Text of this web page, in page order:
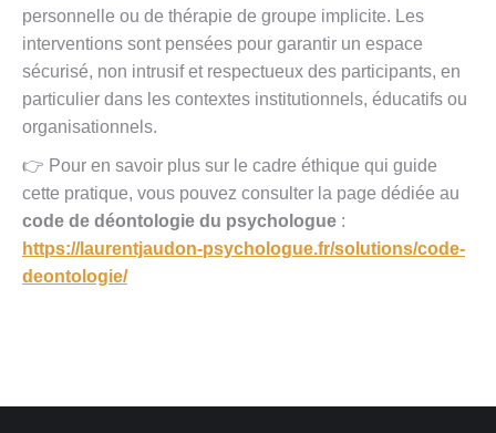
personnelle ou de thérapie de groupe implicite. Les
interventions sont pensées pour garantir un espace
sécurisé, non intrusif et respectueux des participants, en
particulier dans les contextes institutionnels, éducatifs ou
organisationnels.
👉 Pour en savoir plus sur le cadre éthique qui guide
cette pratique, vous pouvez consulter la page dédiée au
code de déontologie du psychologue :
https://laurentjaudon-psychologue.fr/solutions/code-
deontologie/